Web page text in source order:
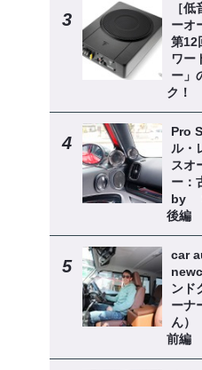
［
ーオ
第12
ワー
ー」
ク！
Pro
ル・
スオ
ー：
by
後編
car
ンド
ーナ
ん
前編